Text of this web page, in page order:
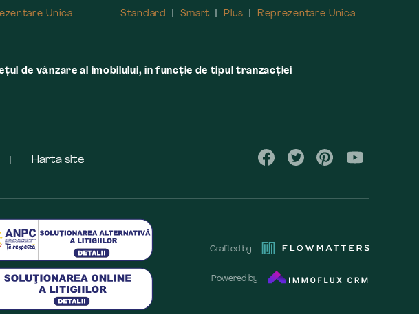
Unica
Standard
Smart Plus Reprezentare Unica
de vânzare al imobilului, în funcţie de tipul tranzacţiei
Harta site
Crafted by
Powered by